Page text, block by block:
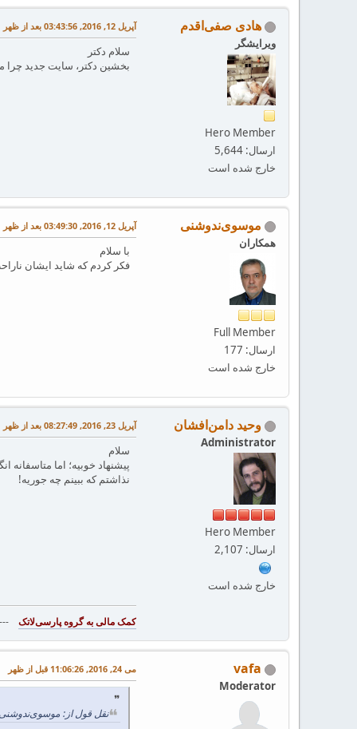
هادی صفی‌اقدم
ویرایشگر
Hero Member
ارسال: 5,644
خارج شده است
آپریل 12, 2016, 03:43:56 بعد از ظهر
سلام دکتر
بخشین دکتر، سایت جدید چرا
موسوی‌ندوشنی
همکاران
Full Member
ارسال: 177
خارج شده است
آپریل 12, 2016, 03:49:30 بعد از ظهر
با سلام
فکر کردم که شاید ایشان
وحید دامن‌افشان
Administrator
Hero Member
ارسال: 2,107
خارج شده است
آپریل 23, 2016, 08:27:49 بعد از ظهر
سلام
پیشنهاد خوبیه؛ اما
نذاشتم که ببینم چه جوریه!
vafa
Moderator
می 24, 2016, 11:06:26 قبل از ظهر
نقل قول از: موسوی‌ندوشنی در آپریل 12, 2016,